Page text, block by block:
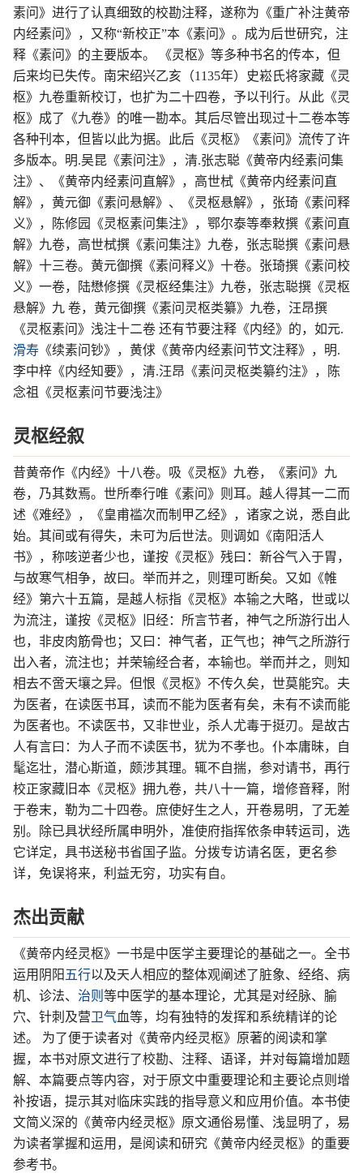
素问》进行了认真细致的校勘注释，遂称为《重广补注黄帝
内经素问》，又称“新校正”本《素问》。成为后世研究，注
释《素问》的主要版本。 《灵枢》等多种书名的传本，但
后来均已失传。南宋绍兴乙亥（1135年）史崧氏将家藏《灵
枢》九卷重新校订，也扩为二十四卷，予以刊行。从此《灵
枢》成了《九卷》的唯一勘本。其后尽管出现过十二卷本等
各种刊本，但皆以此为据。此后《灵枢》《素问》流传了许
多版本。明.吴昆《素问注》，清.张志聪《黄帝内经素问集
注》、《黄帝内经素问直解》，高世栻《黄帝内经素问直
解》，黄元御《素问悬解》、《灵枢悬解》，张琦《素问释
义》，陈修园《灵枢素问集注》，鄂尔泰等奉敕撰《素问直
解》九卷，高世栻撰《素问集注》九卷，张志聪撰《素问悬
解》十三卷。黄元御撰《素问释义》十卷。张琦撰《素问校
义》一卷，陆懋修撰《灵枢经集注》九卷，张志聪撰《灵枢
悬解》九 卷，黄元御撰《素问灵枢类纂》九卷，汪昂撰
《灵枢素问》浅注十二卷 还有节要注释《内经》的，如元.
滑寿 《续素问钞》，黄俅《黄帝内经素问节文注释》，明.
李中梓《内经知要》，清.汪昂《素问灵枢类纂约注》，陈
念祖《灵枢素问节要浅注》
灵枢经叙
昔黄帝作《内经》十八卷。吸《灵枢》九卷，《素问》九
卷，乃其数焉。世所奉行唯《素问》则耳。越人得其一二而
述《难经》，《皇甫褴次而制甲乙经》，诸家之说，悉自此
始。其间或有得失，未可为后世法。则调如《南阳活人
书》，称咳逆者少也，谨按《灵枢》残曰：新谷气入于胃，
与故寒气相争，故曰。举而并之，则理可断矣。又如《帷
经》第六十五篇，是越人标指《灵枢》本输之大略，世或以
为流注，谨按《灵枢》旧经：所言节者，神气之所游行出人
也，非皮肉筋骨也；又曰：神气者，正气也；神气之所游行
出入者，流注也；并荣输经合者，本输也。举而并之，则知
相去不啻天壤之异。但恨《灵枢》不传久矣，世莫能究。夫
为医者，在读医书耳，读而不能为医者有矣，未有不读而能
为医者也。不读医书，又非世业，杀人尤毒于挺刃。是故古
人有言曰：为人子而不读医书，犹为不孝也。仆本庸昧，自
髦迄壮，潜心斯道，颇涉其理。辄不自揣，参对请书，再行
校正家藏旧本《灵枢》拥九卷，共八十一篇，增修音释，附
于卷末，勒为二十四卷。庶使好生之人，开卷易明，了无差
别。除已具状经所属申明外，准使府指挥依条申转运司，选
它详定，具书送秘书省国子监。分拨专访请名医，更名参
详，免误将来，利益无穷，功实有自。
杰出贡献
《黄帝内经灵枢》一书是中医学主要理论的基础之一。全书
运用阴阳 五行以及天人相应的整体观阐述了脏象、经络、病
机、诊法、 治则 等中医学的基本理论，尤其是对经脉、腧
穴、针刺及营卫气血等，均有独特的发挥和系统精详的论
述。 为了便于读者对《黄帝内经灵枢》原著的阅读和掌
握，本书对原文进行了校勘、注释、语译，并对每篇增加题
解、本篇要点等内容，对于原文中重要理论和主要论点则增
补按语，提示其对临床实践的指导意义和应用价值。本书使
文简义深的《黄帝内经灵枢》原文通俗易懂、浅显明了，易
为读者掌握和运用，是阅读和研究《黄帝内经灵枢》的重要
参考书。